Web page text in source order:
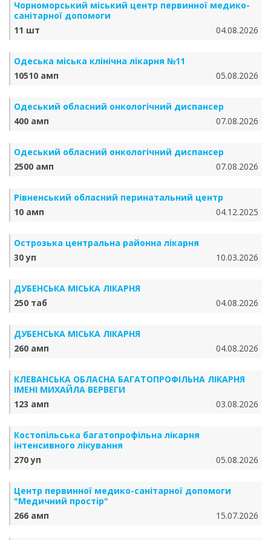
Чорноморський міський центр первинної медико-
санітарної допомоги
11 шт
04.08.2026
Одеська міська клінічна лікарня №11
10510 амп
05.08.2026
Одеський обласний онкологічний диспансер
400 амп
07.08.2026
Одеський обласний онкологічний диспансер
2500 амп
07.08.2026
Рівненський обласний перинатальний центр
10 амп
04.12.2025
Острозька центральна районна лікарня
30 уп
10.03.2026
ДУБЕНСЬКА МІСЬКА ЛІКАРНЯ
250 таб
04.08.2026
ДУБЕНСЬКА МІСЬКА ЛІКАРНЯ
260 амп
04.08.2026
КЛЕВАНСЬКА ОБЛАСНА БАГАТОПРОФІЛЬНА ЛІКАРНЯ
ІМЕНІ МИХАЙЛА ВЕРВЕГИ
123 амп
03.08.2026
Костопільська багатопрофільна лікарня
інтенсивного лікування
270 уп
05.08.2026
Центр первинної медико-санітарної допомоги
"Медичний простір"
266 амп
15.07.2026